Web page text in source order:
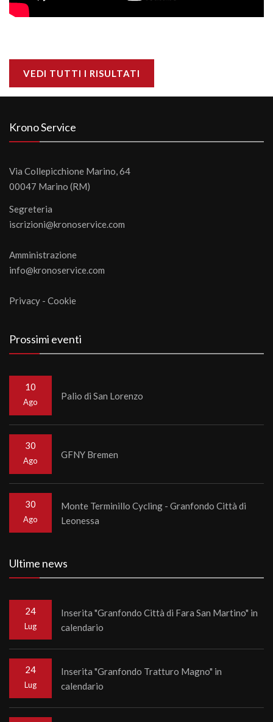
VEDI TUTTI I RISULTATI
Krono Service
Via Collepicchione Marino, 64
00047 Marino (RM)
Segreteria
iscrizioni@kronoservice.com
Amministrazione
info@kronoservice.com
Privacy - Cookie
Prossimi eventi
10
Ago
Palio di San Lorenzo
30
Ago
GFNY Bremen
30
Ago
Monte Terminillo Cycling - Granfondo Città di
Leonessa
Ultime news
24
Lug
Inserita "Granfondo Città di Fara San Martino" in
calendario
24
Lug
Inserita "Granfondo Tratturo Magno" in
calendario